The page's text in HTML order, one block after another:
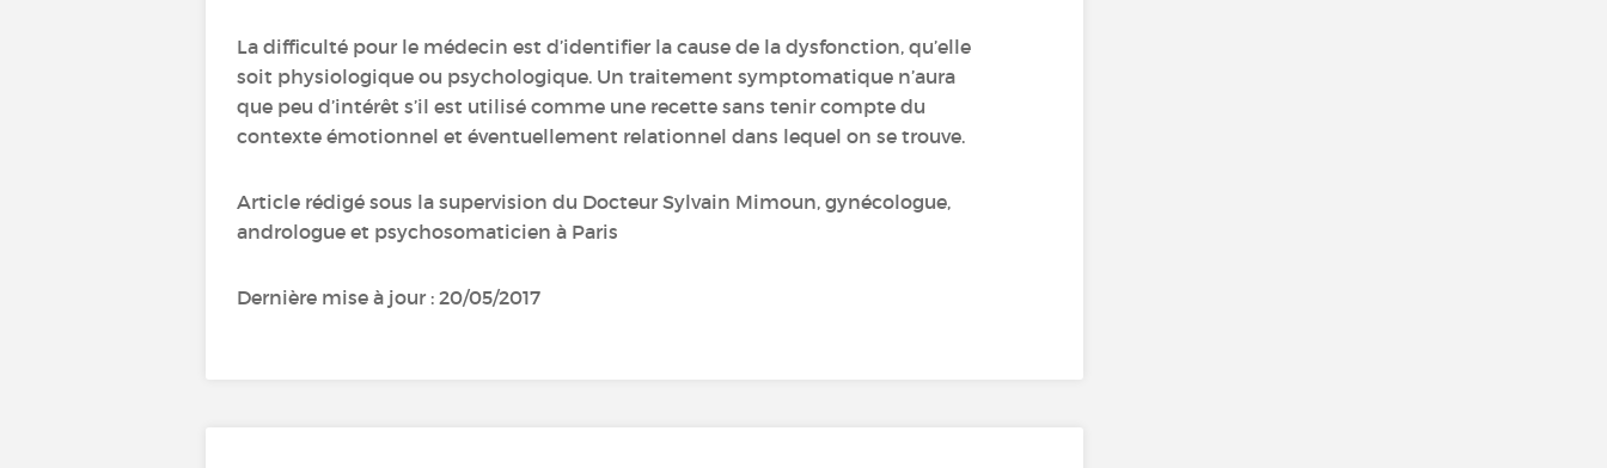
La difficulté pour le médecin est d’identifier la cause de la dysfonction, qu’elle
soit physiologique ou psychologique. Un traitement symptomatique n’aura
que peu d’intérêt s’il est utilisé comme une recette sans tenir compte du
contexte émotionnel et éventuellement relationnel dans lequel on se trouve.
Article rédigé sous la supervision du Docteur Sylvain Mimoun, gynécologue,
andrologue et psychosomaticien à Paris
Dernière mise à jour : 20/05/2017